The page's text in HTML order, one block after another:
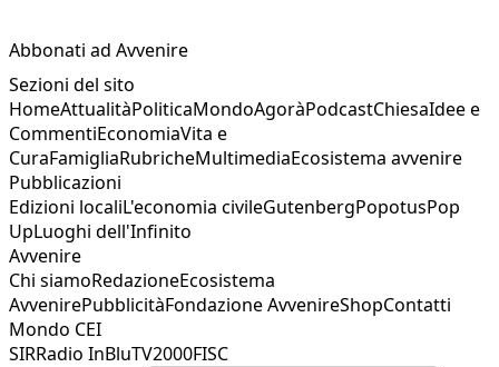
Abbonati ad Avvenire
Sezioni del sito
HomeAttualitàPoliticaMondoAgoràPodcastChiesaIdee e
CommentiEconomiaVita e
CuraFamigliaRubricheMultimediaEcosistema avvenire
Pubblicazioni
Edizioni localiL'economia civileGutenbergPopotusPop
UpLuoghi dell'Infinito
Avvenire
Chi siamoRedazioneEcosistema
AvvenirePubblicitàFondazione AvvenireShopContatti
Mondo CEI
SIRRadio InBluTV2000FISC